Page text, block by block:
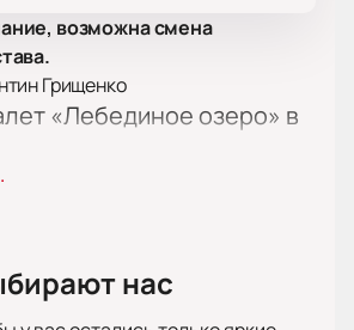
возможна смена
Грищенко
«Лебединое озеро» в
сезона есть
Москва, Театральная
увидят классическую
входит в репертуар многих
нас